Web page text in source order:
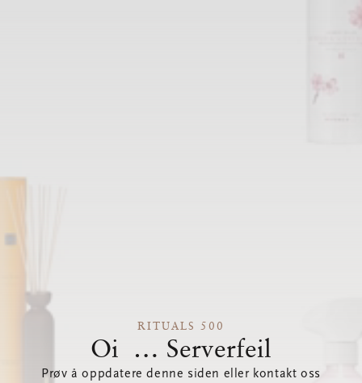
RITUALS 500
Oi … Serverfeil
Prøv å oppdatere denne siden eller kontakt oss